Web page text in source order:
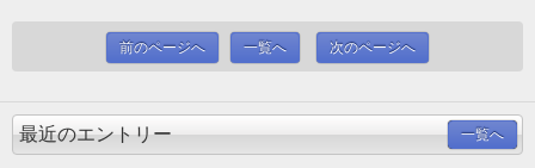
前のページへ 一覧へ 次のページへ
最近のエントリー 一覧へ